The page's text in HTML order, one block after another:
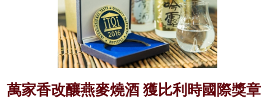
萬家香改釀燕麥燒酒 獲比利時國際獎章